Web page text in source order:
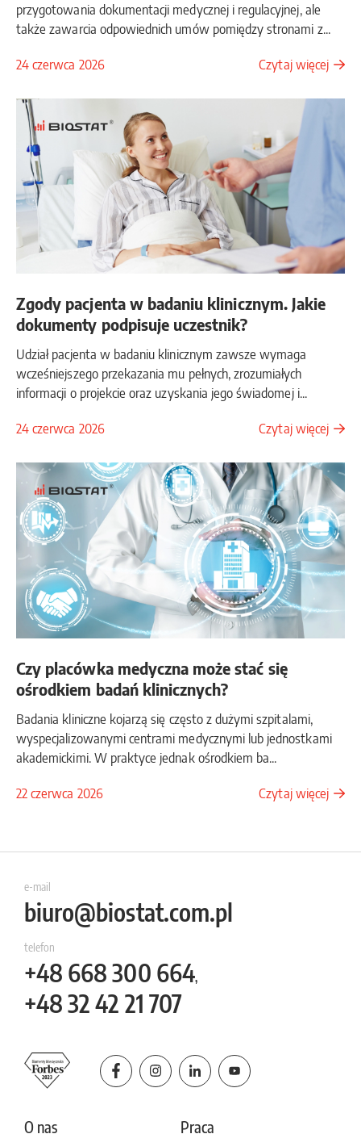
przygotowania dokumentacji medycznej i regulacyjnej, ale
także zawarcia odpowiednich umów pomiędzy stronami z...
24 czerwca 2026 Czytaj więcej
Zgody pacjenta w badaniu klinicznym. Jakie
dokumenty podpisuje uczestnik?
Udział pacjenta w badaniu klinicznym zawsze wymaga
wcześniejszego przekazania mu pełnych, zrozumiałych
informacji o projekcie oraz uzyskania jego świadomej i...
24 czerwca 2026 Czytaj więcej
Czy placówka medyczna może stać się
ośrodkiem badań klinicznych?
Badania kliniczne kojarzą się często z dużymi szpitalami,
wyspecjalizowanymi centrami medycznymi lub jednostkami
akademickimi. W praktyce jednak ośrodkiem ba...
22 czerwca 2026 Czytaj więcej
e-mail
biuro@biostat.com.pl
telefon
+48 668 300 664,
+4832 42 21 707
O nas Praca